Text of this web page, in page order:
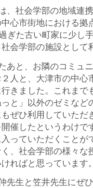
、社会学部の地域連
中心市街地における
ぎた古い町家に少し
会学部の施設として
あと、お隣のコミュ
人と、大津市の中心
きました。これまで
と」以外のゼミなど
ぜひ利用していただ
催したというわけで
っていただくことが
、社会学部の様々な
ればと思っています
先生と笠井先生にぜ